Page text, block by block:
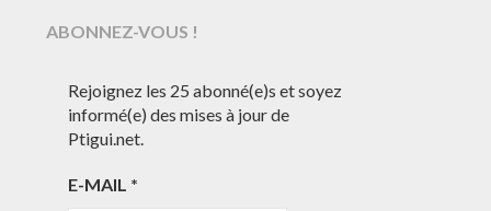
ABONNEZ-VOUS !
Rejoignez les 25 abonné(e)s et soyez
informé(e) des mises à jour de
Ptigui.net.
E-MAIL *